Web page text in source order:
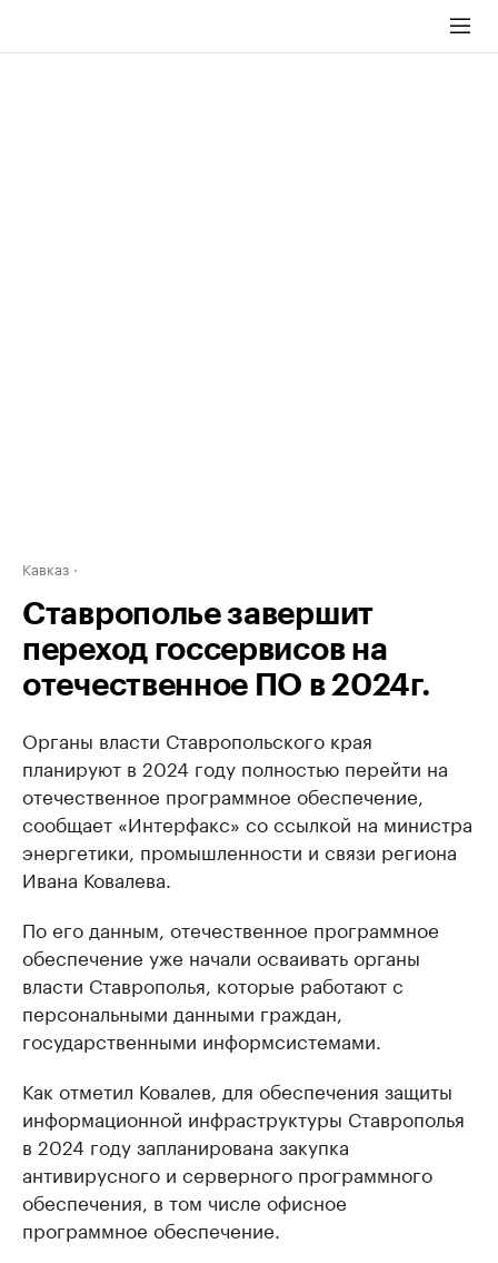
Кавказ
Ставрополье завершит
переход госсервисов на
отечественное ПО в 2024г.
Органы власти Ставропольского края
планируют в 2024 году полностью перейти на
отечественное программное обеспечение,
сообщает «Интерфакс» со ссылкой на министра
энергетики, промышленности и связи региона
Ивана Ковалева.
По его данным, отечественное программное
обеспечение уже начали осваивать органы
власти Ставрополья, которые работают с
персональными данными граждан,
государственными информсистемами.
Как отметил Ковалев, для обеспечения защиты
информационной инфраструктуры Ставрополья
в 2024 году запланирована закупка
антивирусного и серверного программного
обеспечения, в том числе офисное
программное обеспечение.